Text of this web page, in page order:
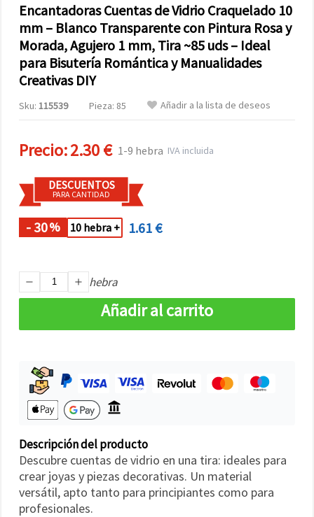
Encantadoras Cuentas de Vidrio Craquelado 10
mm – Blanco Transparente con Pintura Rosa y
Morada, Agujero 1 mm, Tira ~85 uds – Ideal
para Bisutería Romántica y Manualidades
Creativas DIY
Sku: 115539 Pieza: 85 Añadir a la lista de deseos
Precio:2.30 € 1-9 hebra IVA incluida
DESCUENTOS
PARA CANTIDAD
- 30% 10 hebra + 1.61 €
hebra
Añadir al carrito
Descripción del producto
Descubre cuentas de vidrio en una tira: ideales para
crear joyas y piezas decorativas. Un material
versátil, apto tanto para principiantes como para
profesionales.